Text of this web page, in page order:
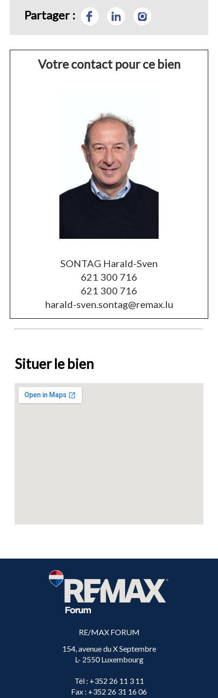
Partager :
Votre contact pour ce bien
SONTAG Harald-Sven
621 300 716
621 300 716
harald-sven.sontag@remax.lu
Situer le bien
RE/MAX FORUM
154, avenue du X Septembre
L- 2550 Luxembourg
Tél: +352 26 11 3 11
Fax : +352 26 31 16 06